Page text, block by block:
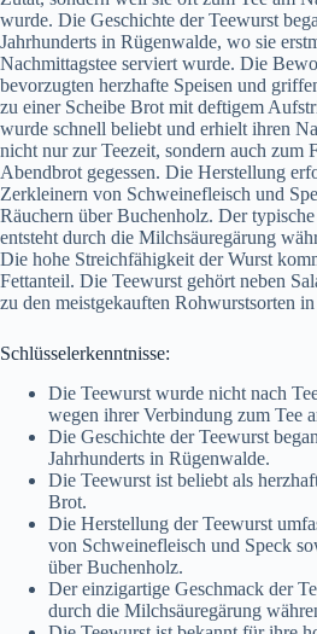
wurde. Die Geschichte der Teewurst
Jahrhunderts in Rügenwalde, wo sie
Nachmittagstee serviert wurde. Die
bevorzugten herzhafte Speisen und
zu einer Scheibe Brot mit deftigem
wurde schnell beliebt und erhielt ihren
nicht nur zur Teezeit, sondern auch zum
Abendbrot gegessen. Die Herstellung
Zerkleinern von Schweinefleisch und
Räuchern über Buchenholz. Der
entsteht durch die Milchsäuregärung
Die hohe Streichfähigkeit der Wurst
Fettanteil. Die Teewurst gehört neben
zu den meistgekauften Rohwurstsorten
Schlüsselerkenntnisse:
Die Teewurst wurde nicht nach
wegen ihrer Verbindung zum Tee
Die Geschichte der Teewurst
Jahrhunderts in Rügenwalde.
Die Teewurst ist beliebt als
Brot.
Die Herstellung der Teewurst
von Schweinefleisch und Speck
über Buchenholz.
Der einzigartige Geschmack der
durch die Milchsäuregärung